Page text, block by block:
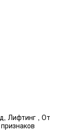
Лифтинг , От